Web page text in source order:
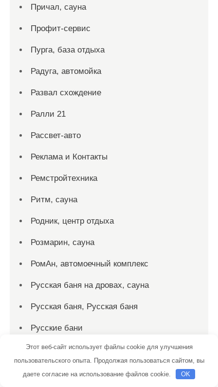
Причал, сауна
Профит-сервис
Пурга, база отдыха
Радуга, автомойка
Развал схождение
Ралли 21
Рассвет-авто
Реклама и Контакты
Ремстройтехника
Ритм, сауна
Родник, центр отдыха
Розмарин, сауна
РомАн, автомоечный комплекс
Русская баня на дровах, сауна
Русская баня, Русская баня
Русские бани
Русский дух, баня
Русский дух, баня
Этот веб-сайт использует файлы cookie для улучшения
пользовательского опыта. Продолжая пользоваться сайтом, вы
даете согласие на использование файлов cookie.
OK